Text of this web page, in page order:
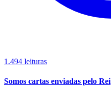
1.494 leituras
Somos cartas enviadas pelo Rei